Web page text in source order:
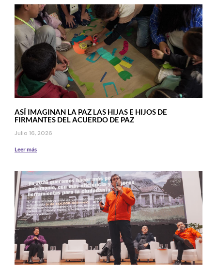
ASÍ IMAGINAN LA PAZ LAS HIJAS E HIJOS DE
FIRMANTES DEL ACUERDO DE PAZ
Julio 16, 2026
Leer más